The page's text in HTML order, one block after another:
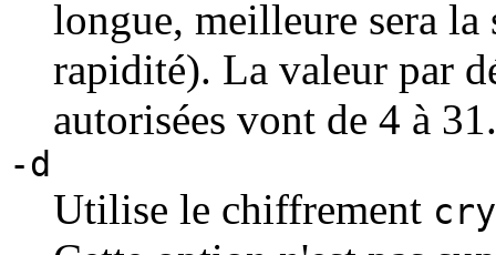
longue, meilleure sera
rapidité). La valeur par
autorisées vont de 4 à 31.
-d
Utilise le chiffrement